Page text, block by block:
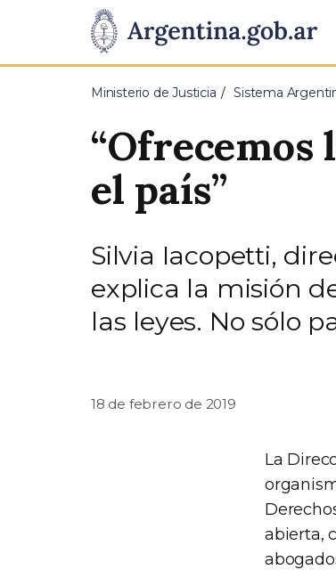
Presidencia
de
Pasar al contenido principal
Ministerio de Justicia Sistema
el país”
Silvia Iacopetti,
explica la misión
las leyes. No sólo
18 de febrero de 2019
La
abierta,